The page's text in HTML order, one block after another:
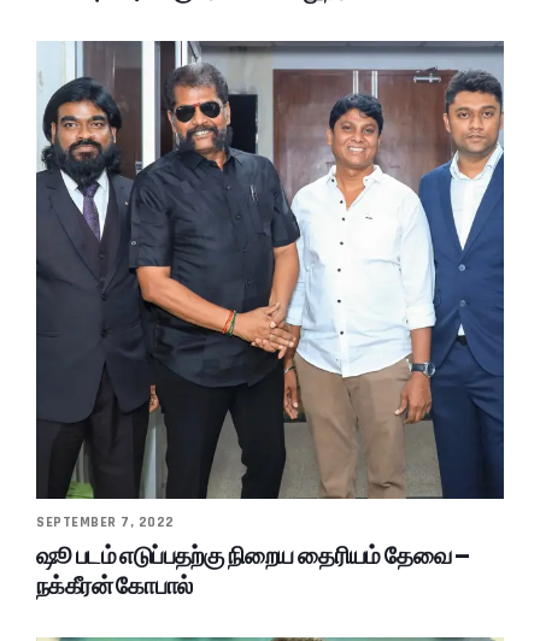
SEPTEMBER 7, 2022
ஷூ படம் எடுப்பதற்கு நிறைய தைரியம் தேவை –
நக்கீரன் கோபால்